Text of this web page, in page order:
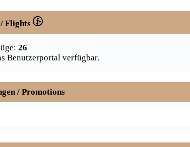
Flights
26
Benutzerportal verfügbar.
/ Promotions